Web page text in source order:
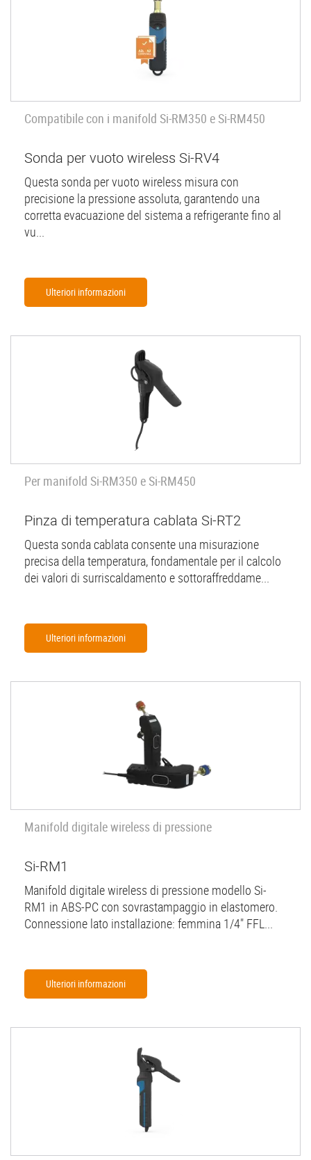
Compatibile con i manifold Si-RM350 e Si-RM450
Sonda per vuoto wireless Si-RV4
Questa sonda per vuoto wireless misura con
precisione la pressione assoluta, garantendo una
corretta evacuazione del sistema a refrigerante fino al
vu...
Ulteriori informazioni
Per manifold Si-RM350 e Si-RM450
Pinza di temperatura cablata Si-RT2
Questa sonda cablata consente una misurazione
precisa della temperatura, fondamentale per il calcolo
dei valori di surriscaldamento e sottoraffreddame...
Ulteriori informazioni
Manifold digitale wireless di pressione
Si-RM1
Manifold digitale wireless di pressione modello Si-
RM1 in ABS-PC con sovrastampaggio in elastomero.
Connessione lato installazione: femmina 1/4" FFL...
Ulteriori informazioni